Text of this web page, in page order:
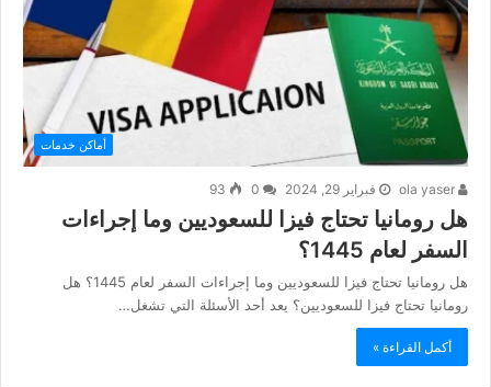
أماكن خدمات
فبراير 29, 2024 93
هل رومانيا تحتاج فيزا للسعوديين وما إجراءات
السفر لعام 1445؟
هل رومانيا تحتاج فيزا للسعوديين وما إجراءات السفر لعام 1445؟ هل
رومانيا تحتاج فيزا للسعوديين؟ يعد أحد الأسئلة التي تشغل…
أكمل القراءة »